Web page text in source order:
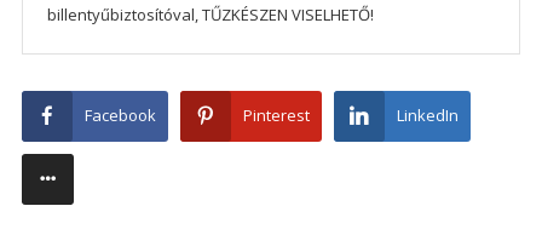
billentyűbiztosítóval, TŰZKÉSZEN VISELHETŐ!
Facebook Pinterest LinkedIn